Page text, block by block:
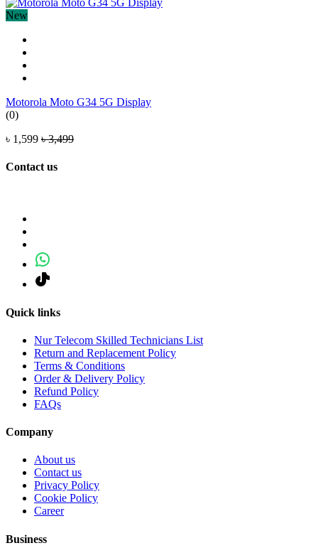
New
Motorola Moto G34 5G Display
(0)
৳ 1,599 ৳ 3,499
Contact us
Quick links
Nur Telecom Skilled Technicians List
Return and Replacement Policy
Terms & Conditions
Order & Delivery Policy
Refund Policy
FAQs
Company
About us
Contact us
Privacy Policy
Cookie Policy
Career
Business